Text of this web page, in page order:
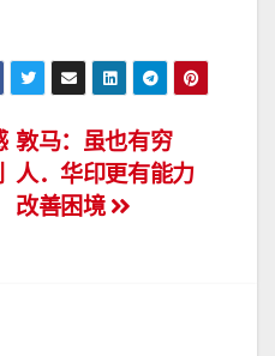
敦马：虽也有穷
人．华印更有能力
改善困境